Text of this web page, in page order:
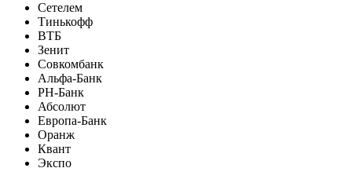
Сетелем
Тинькофф
ВТБ
Зенит
Совкомбанк
Альфа-Банк
РН-Банк
Абсолют
Европа-Банк
Оранж
Квант
Экспо